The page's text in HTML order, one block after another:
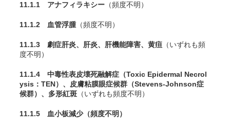
11.1.1 アナフィラキシー （頻度不明）
11.1.2 血管浮腫 （頻度不明）
11.1.3 劇症肝炎、肝炎、肝機能障害、黄疸 （いずれも頻
度不明）
11.1.4 中毒性表皮壊死融解症（Toxic Epidermal Necrol
ysis：TEN）、皮膚粘膜眼症候群（Stevens-Johnson症
候群）、多形紅斑 （いずれも頻度不明）
11.1.5 血小板減少（頻度不明）